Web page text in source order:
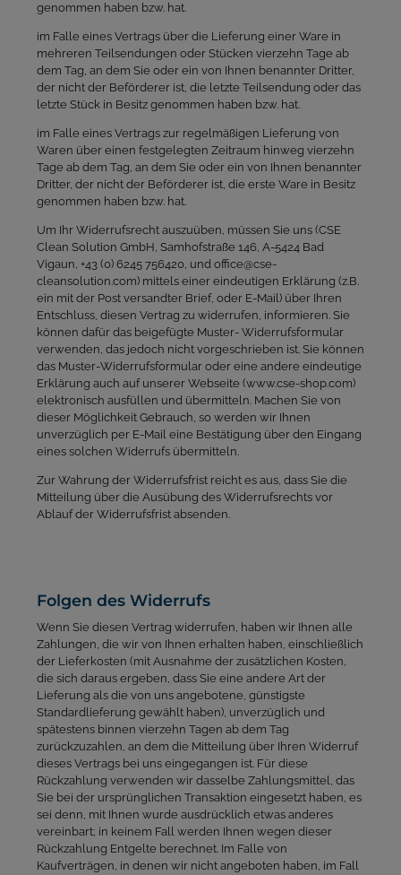
genommen haben bzw. hat.
im Falle eines Vertrags über die Lieferung einer Ware in
mehreren Teilsendungen oder Stücken vierzehn Tage ab
dem Tag, an dem Sie oder ein von Ihnen benannter Dritter,
der nicht der Beförderer ist, die letzte Teilsendung oder das
letzte Stück in Besitz genommen haben bzw. hat.
im Falle eines Vertrags zur regelmäßigen Lieferung von
Waren über einen festgelegten Zeitraum hinweg vierzehn
Tage ab dem Tag, an dem Sie oder ein von Ihnen benannter
Dritter, der nicht der Beförderer ist, die erste Ware in Besitz
genommen haben bzw. hat.
Um Ihr Widerrufsrecht auszuüben, müssen Sie uns (CSE
Clean Solution GmbH, Samhofstraße 146, A-5424 Bad
Vigaun, +43 (0) 6245 756420, und office@cse-
cleansolution.com) mittels einer eindeutigen Erklärung (z.B.
ein mit der Post versandter Brief, oder E-Mail) über Ihren
Entschluss, diesen Vertrag zu widerrufen, informieren. Sie
können dafür das beigefügte Muster- Widerrufsformular
verwenden, das jedoch nicht vorgeschrieben ist. Sie können
das Muster-Widerrufsformular oder eine andere eindeutige
Erklärung auch auf unserer Webseite (www.cse-shop.com)
elektronisch ausfüllen und übermitteln. Machen Sie von
dieser Möglichkeit Gebrauch, so werden wir Ihnen
unverzüglich per E-Mail eine Bestätigung über den Eingang
eines solchen Widerrufs übermitteln.
Zur Wahrung der Widerrufsfrist reicht es aus, dass Sie die
Mitteilung über die Ausübung des Widerrufsrechts vor
Ablauf der Widerrufsfrist absenden.
Folgen des Widerrufs
Wenn Sie diesen Vertrag widerrufen, haben wir Ihnen alle
Zahlungen, die wir von Ihnen erhalten haben, einschließlich
der Lieferkosten (mit Ausnahme der zusätzlichen Kosten,
die sich daraus ergeben, dass Sie eine andere Art der
Lieferung als die von uns angebotene, günstigste
Standardlieferung gewählt haben), unverzüglich und
spätestens binnen vierzehn Tagen ab dem Tag
zurückzuzahlen, an dem die Mitteilung über Ihren Widerruf
dieses Vertrags bei uns eingegangen ist. Für diese
Rückzahlung verwenden wir dasselbe Zahlungsmittel, das
Sie bei der ursprünglichen Transaktion eingesetzt haben, es
sei denn, mit Ihnen wurde ausdrücklich etwas anderes
vereinbart; in keinem Fall werden Ihnen wegen dieser
Rückzahlung Entgelte berechnet. Im Falle von
Kaufverträgen, in denen wir nicht angeboten haben, im Fall